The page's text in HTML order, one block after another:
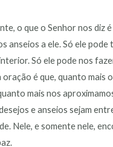
o que o Senhor nos diz
anseios a ele. Só ele pode
Só ele pode nos
oração é que, quanto mais
mais nos
e anseios sejam
Nele, e somente nele,